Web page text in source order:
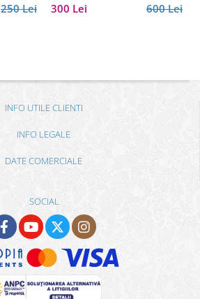
250 Lei 600 Lei
300 Lei
INFO UTILE CLIENTI
INFO LEGALE
DATE COMERCIALE
SOCIAL